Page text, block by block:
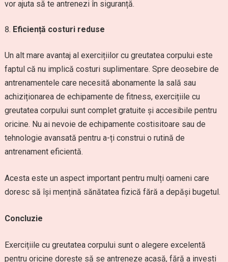
vor ajuta să te antrenezi în siguranță.
Eficiență costuri reduse
Un alt mare avantaj al exercițiilor cu greutatea corpului este
faptul că nu implică costuri suplimentare. Spre deosebire de
antrenamentele care necesită abonamente la sală sau
achiziționarea de echipamente de fitness, exercițiile cu
greutatea corpului sunt complet gratuite și accesibile pentru
oricine. Nu ai nevoie de echipamente costisitoare sau de
tehnologie avansată pentru a-ți construi o rutină de
antrenament eficientă.
Acesta este un aspect important pentru mulți oameni care
doresc să își mențină sănătatea fizică fără a depăși bugetul.
Concluzie
Exercițiile cu greutatea corpului sunt o alegere excelentă
pentru oricine dorește să se antreneze acasă, fără a investi